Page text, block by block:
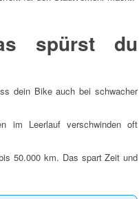
spürst du
dein Bike auch bei schwacher
im Leerlauf verschwinden oft
50.000 km. Das spart Zeit und